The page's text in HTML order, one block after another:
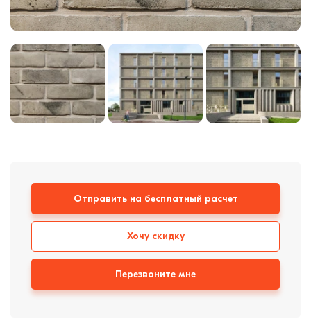
Кирпич ручной
формовки
Клинкерная плитка
Ступени, крыльцо
Строительные
смеси
Отправить на бесплатный расчет
Хочу скидку
Перезвоните мне